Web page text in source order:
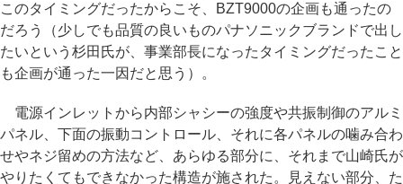
このタイミングだったからこそ、BZT9000の企画も通ったの
だろう（少しでも品質の良いものパナソニックブランドで出し
たいという杉田氏が、事業部長になったタイミングだったこと
も企画が通った一因だと思う）。
電源インレットから内部シャシーの強度や共振制御のアルミ
パネル、下面の振動コントロール、それに各パネルの噛み合わ
せやネジ留めの方法など、あらゆる部分に、それまで山崎氏が
やりたくてもできなかった構造が施された。見えない部分、た